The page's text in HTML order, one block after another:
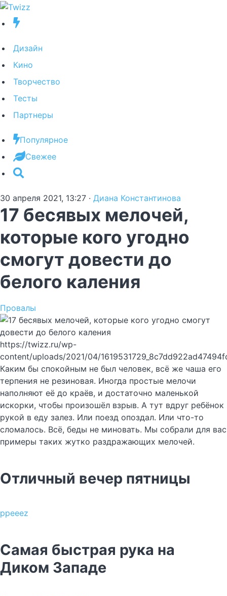
Дизайн
Кино
Творчество
Тесты
Партнеры
Популярное
Свежее
30 апреля 2021, 13:27 · Диана Константинова
17 бесявых мелочей,
которые кого угодно
смогут довести до
белого каления
Провалы
https://twizz.ru/wp-
content/uploads/2021/04/
Каким бы спокойным не был человек, всё же чаша его
терпения не резиновая. Иногда простые мелочи
наполняют её до краёв, и достаточно маленькой
искорки, чтобы произошёл взрыв. А тут вдруг ребёнок
рукой в еду залез. Или поезд опоздал. Или что-то
сломалось. Всё, беды не миновать. Мы собрали для вас
примеры таких жутко раздражающих мелочей.
Отличный вечер пятницы
ppeeez
Самая быстрая рука на
Диком Западе